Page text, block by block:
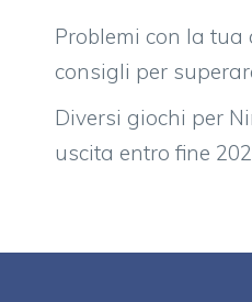
Problemi con la tua
consigli per
Diversi giochi per
uscita entro fine